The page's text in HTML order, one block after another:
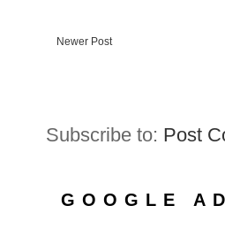
Newer Post
Subscribe to: Post
GOOGLE AD